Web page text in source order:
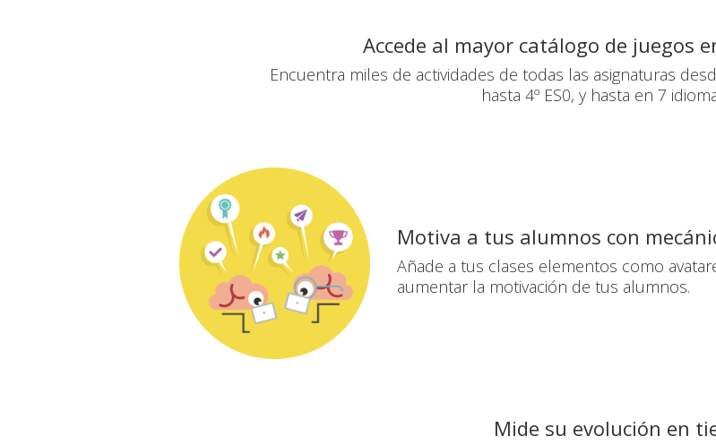
Accede al mayor catálogo de juegos
Encuentra miles de actividades de todas las asignaturas
hasta 4º ES0, y hasta en 7
Motiva a tus alumnos con
Añade a tus clases elementos como
aumentar la motivación de tus alumnos.
Mide su evolución en